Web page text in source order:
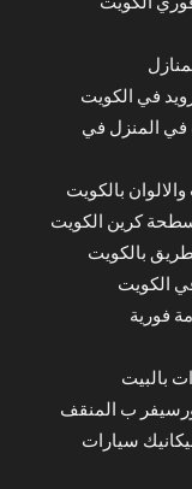
في الكويت
في المنزل في
بالكويت
كرين الكويت
بالكويت
الكويت
بالبيت
ب المنقف
سيارات